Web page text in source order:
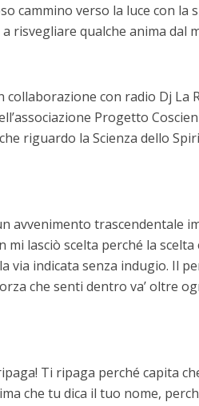
cammino verso la luce con la
risvegliare qualche anima dal
con radio Dj La
Progetto
riguardo la Scienza dello
avvenimento trascendentale
mi lasciò scelta perché la
via indicata senza indugio. Il
che senti dentro va’ oltre
Ti ripaga perché capita
che tu dica il tuo nome,